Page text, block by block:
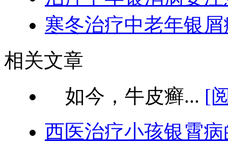
寒冬治疗中老年银
相关文章
如今，牛皮癣... [
西医治疗小孩银霄